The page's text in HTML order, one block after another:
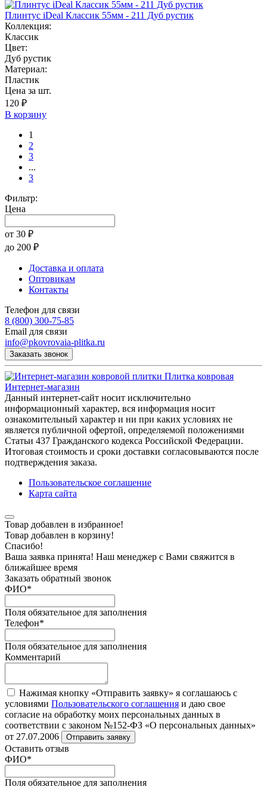
Плинтус iDeal Классик 55мм - 211 Дуб рустик
Коллекция:
Классик
Цвет:
Дуб рустик
Материал:
Пластик
Цена за шт.
120 ₽
В корзину
1
2
3
...
3
Фильтр:
Цена
от 30 ₽
до 200 ₽
Доставка и оплата
Оптовикам
Контакты
Телефон для связи
8 (800) 300-75-85
Email для связи
info@pkovrovaia-plitka.ru
Заказать звонок
Плитка ковровая
Интернет-магазин
Данный интернет-сайт носит исключительно
информационный характер, вся информация носит
ознакомительный характер и ни при каких условиях не
является публичной офертой, определяемой положениями
Статьи 437 Гражданского кодекса Российской Федерации.
Итоговая стоимость и сроки доставки согласовываются после
подтверждения заказа.
Пользовательское соглашение
Карта сайта
Товар добавлен в избранное!
Товар добавлен в корзину!
Спасибо!
Ваша заявка принята! Наш менеджер с Вами свяжится в
ближайшее время
Заказать обратный звонок
ФИО*
Поля обязательное для заполнения
Телефон*
Поля обязательное для заполнения
Комментарий
Нажимая кнопку «Отправить заявку» я соглашаюсь с
условиями Пользовательского соглашения и даю свое
согласие на обработку моих персональных данных в
соответствии с законом №152-ФЗ «О персональных данных»
от 27.07.2006
Отправить заявку
Оставить отзыв
ФИО*
Поля обязательное для заполнения